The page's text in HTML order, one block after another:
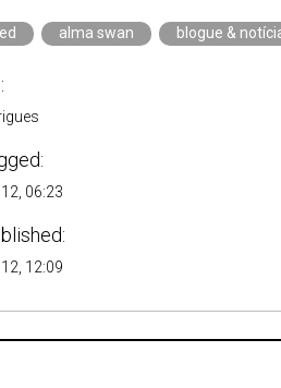
alma swan blogue &
06:23
12:09